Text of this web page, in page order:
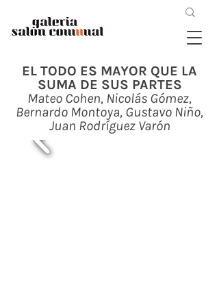
EL TODO ES MAYOR QUE LA
SUMA DE SUS PARTES
Mateo Cohen, Nicolás Gómez,
Bernardo Montoya, Gustavo Niño,
Juan Rodríguez Varón